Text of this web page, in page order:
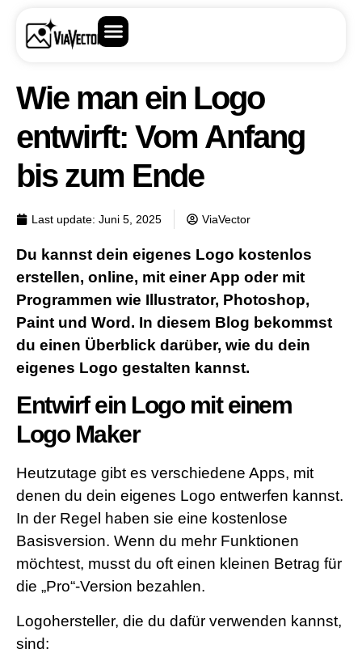
Wie man ein Logo
entwirft: Vom Anfang
bis zum Ende
Last update: Juni 5, 2025 ViaVector
Du kannst dein eigenes Logo kostenlos
erstellen, online, mit einer App oder mit
Programmen wie Illustrator, Photoshop,
Paint und Word. In diesem Blog bekommst
du einen Überblick darüber, wie du dein
eigenes Logo gestalten kannst.
Entwirf ein Logo mit einem
Logo Maker
Heutzutage gibt es verschiedene Apps, mit
denen du dein eigenes Logo entwerfen kannst.
In der Regel haben sie eine kostenlose
Basisversion. Wenn du mehr Funktionen
möchtest, musst du oft einen kleinen Betrag für
die „Pro“-Version bezahlen.
Logohersteller, die du dafür verwenden kannst,
sind: